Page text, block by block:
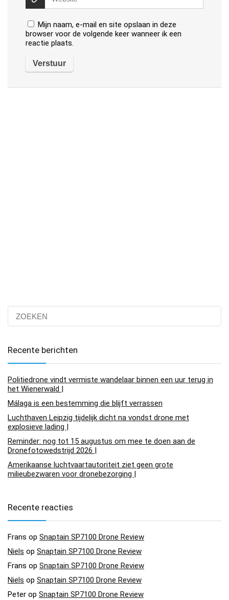
Mijn naam, e-mail en site opslaan in deze
browser voor de volgende keer wanneer ik een
reactie plaats.
Recente berichten
Politiedrone vindt vermiste wandelaar binnen een uur terug in
het Wienerwald |
Málaga is een bestemming die blijft verrassen
Luchthaven Leipzig tijdelijk dicht na vondst drone met
explosieve lading |
Reminder: nog tot 15 augustus om mee te doen aan de
Dronefotowedstrijd 2026 |
Amerikaanse luchtvaartautoriteit ziet geen grote
milieubezwaren voor dronebezorging |
Recente reacties
Frans op Snaptain SP7100 Drone Review
Niels op Snaptain SP7100 Drone Review
Frans op Snaptain SP7100 Drone Review
Niels op Snaptain SP7100 Drone Review
Peter op Snaptain SP7100 Drone Review